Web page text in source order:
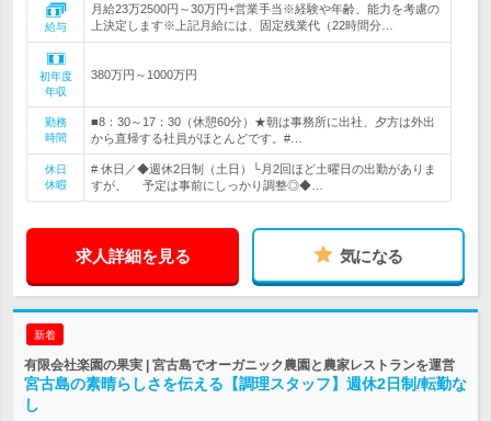
給与
月給23万2500円～30万円+営業手当※経験や年齢、能力を考慮の
上決定します※上記月給には、固定残業代（22時間分…
初年度
年収
380万円～1000万円
勤務
時間
■8：30～17：30（休憩60分）★朝は事務所に出社、夕方は外出
から直帰する社員がほとんどです。#…
休日
休暇
# 休日／◆週休2日制（土日）└月2回ほど土曜日の出勤がありま
すが、 予定は事前にしっかり調整◎◆…
求人詳細を見る 気になる
新着
有限会社楽園の果実 | 宮古島でオーガニック農園と農家レストランを運営
宮古島の素晴らしさを伝える【調理スタッフ】週休2日制/転勤な
し